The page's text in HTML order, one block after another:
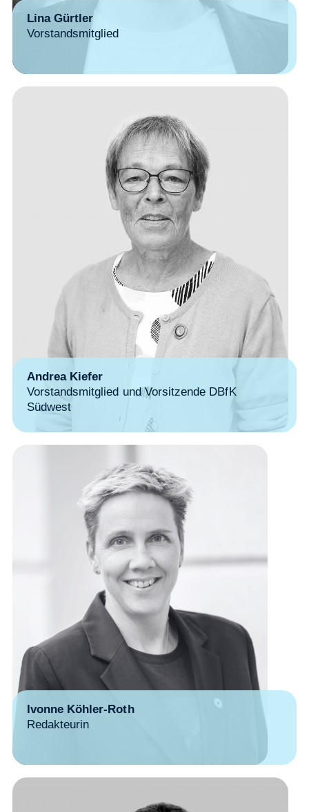
Lina Gürtler
Vorstandsmitglied
Andrea Kiefer
Vorstandsmitglied und Vorsitzende DBfK
Südwest
Ivonne Köhler-Roth
Redakteurin